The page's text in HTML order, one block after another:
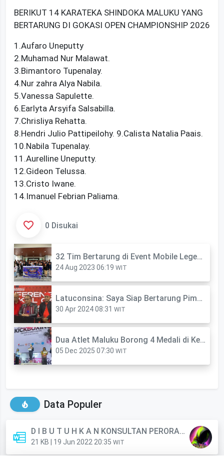
BERIKUT 14 KARATEKA SHINDOKA MALUKU YANG
BERTARUNG DI GOKASI OPEN CHAMPIONSHIP 2026
1.Aufaro Uneputty
2.Muhamad Nur Malawat.
3.Bimantoro Tupenalay.
4.Nur zahra Alya Nabila.
5.Vanessa Sapulette.
6.Earlyta Arsyifa Salsabilla.
7.Chrisliya Rehatta.
8.Hendri Julio Pattipeilohy. 9.Calista Natalia Paais.
10.Nabila Tupenalay.
11.Aurelline Uneputty.
12.Gideon Telussa.
13.Cristo Iwane.
14.Imanuel Febrian Paliama.
0 Disukai
32 Tim Bertarung di Event Mobile Legends UT Ambon
24 Aug 2023 06:19 WIT
Latuconsina: Saya Siap Bertarung Pimpin Maluku
30 Apr 2024 08:31 WIT
Dua Atlet Maluku Borong 4 Medali di Kejurnas Kickboxing
05 Dec 2025 07:30 WIT
Data Populer
D I B U T U H K A N KONSULTAN PERORANGAN (Anggota)
21 KB | 19 Jun 2022 20:35 WIT